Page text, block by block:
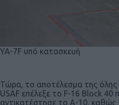
YA-7F υπό κατασκευή
Τώρα, το αποτέλεσμα της όλης
USAF επέλεξε το F-16 Block
αντικατέστησε το Α-10,